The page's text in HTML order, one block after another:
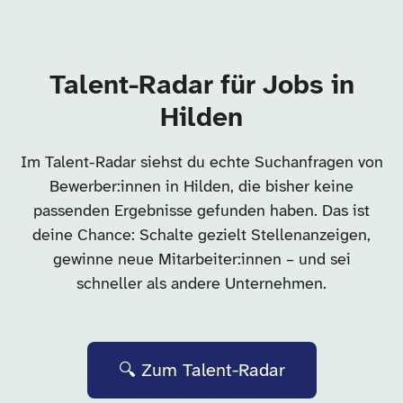
Talent-Radar für Jobs in
Hilden
Im Talent-Radar siehst du echte Suchanfragen von
Bewerber:innen in Hilden, die bisher keine
passenden Ergebnisse gefunden haben. Das ist
deine Chance: Schalte gezielt Stellenanzeigen,
gewinne neue Mitarbeiter:innen – und sei
schneller als andere Unternehmen.
🔍 Zum Talent-Radar